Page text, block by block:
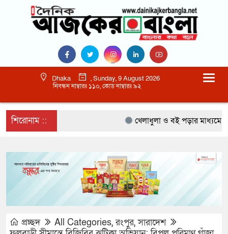
Dhaka
, Sunday, 9 August 2026
নিবন্ধন নাম্বারঃ ১১০, কোড নাম্বারঃ ৯২
শিরোনাম :: খেলাধুলা ও বই পড়ার মাধ্যমে
প্রচ্ছদ All Categories,রংপুর,সারাদেশ